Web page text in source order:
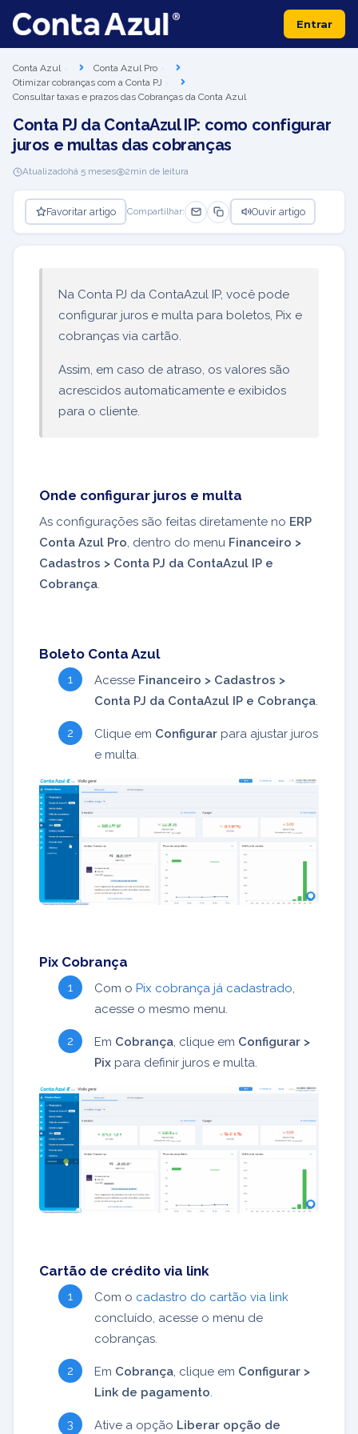
Entrar
Conta Azul
Conta Azul Pro
Otimizar cobranças com a Conta PJ
Consultar taxas e prazos das Cobranças da Conta Azul
Conta PJ da ContaAzul IP: como configurar
juros e multas das cobranças
Atualizadohá 5 meses 2min de leitura
Favoritar artigo Compartilhar: Ouvir artigo
Na Conta PJ da ContaAzul IP, você pode
configurar juros e multa para boletos, Pix e
cobranças via cartão.
Assim, em caso de atraso, os valores são
acrescidos automaticamente e exibidos
para o cliente.
Onde configurar juros e multa
As configurações são feitas diretamente no ERP
Conta Azul Pro , dentro do menu Financeiro >
Cadastros > Conta PJ da ContaAzul IP e
Cobrança
Boleto Conta Azul
Acesse Financeiro > Cadastros >
Conta PJ da ContaAzul IP e Cobrança
Clique em Configurar para ajustar juros
e multa.
Pix Cobrança
Com o Pix cobrança já cadastrado,
acesse o mesmo menu.
Em Cobrança, clique em Configurar >
Pix para definir juros e multa.
Cartão de crédito via link
Com o cadastro do cartão via link
concluído, acesse o menu de
cobranças.
Em Cobrança , clique em Configurar >
Link de pagamento
Ative a opção Liberar opção de